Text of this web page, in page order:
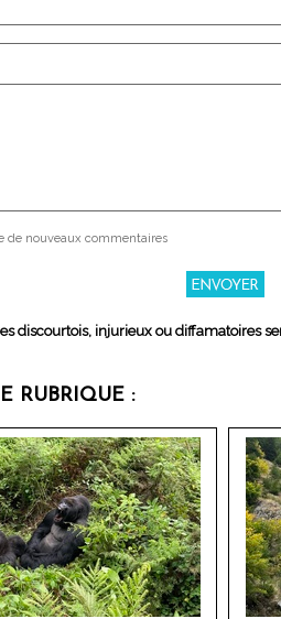
de nouveaux commentaires
discourtois, injurieux ou diffamatoires
RUBRIQUE :